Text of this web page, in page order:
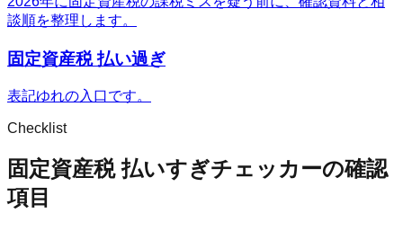
談順を整理します。
固定資産税 払い過ぎ
表記ゆれの入口です。
Checklist
固定資産税 払いすぎチェッカーの確認
項目